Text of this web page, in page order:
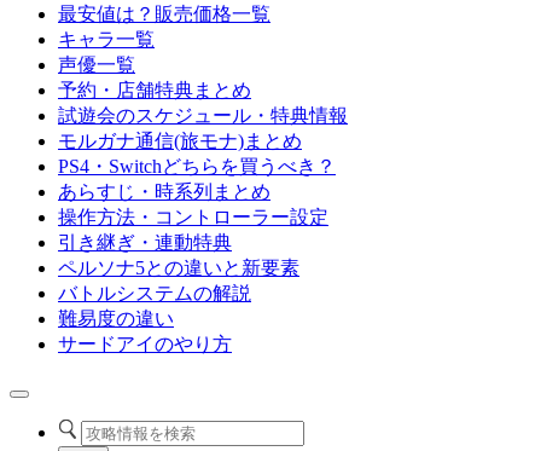
最安値は？販売価格一覧
キャラ一覧
声優一覧
予約・店舗特典まとめ
試遊会のスケジュール・特典情報
モルガナ通信(旅モナ)まとめ
PS4・Switchどちらを買うべき？
あらすじ・時系列まとめ
操作方法・コントローラー設定
引き継ぎ・連動特典
ペルソナ5との違いと新要素
バトルシステムの解説
難易度の違い
サードアイのやり方